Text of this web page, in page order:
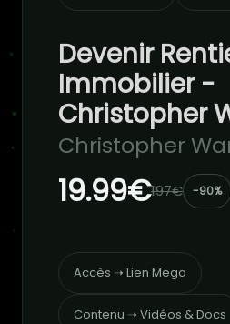
Devenir
Immobilier -
Christopher
Christopher
19.99€197€ -90%
Accès ➝ Lien Mega
Contenu ➝ Vidéos & Docs